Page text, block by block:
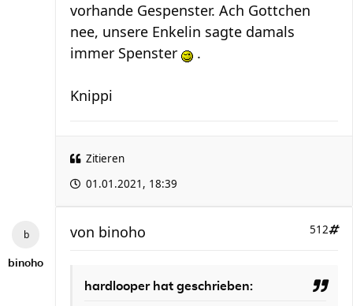
vorhande Gespenster. Ach Gottchen
nee, unsere Enkelin sagte damals
immer Spenster
.
Knippi
Zitieren
01.01.2021, 18:39
binoho
512
von binoho
hardlooper hat geschrieben: